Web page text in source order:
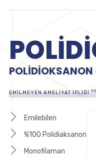
EMILMEYEN AMELIYAT İPLIĞI
Emilebilen
%100 Polidiaksanon
Monofilaman